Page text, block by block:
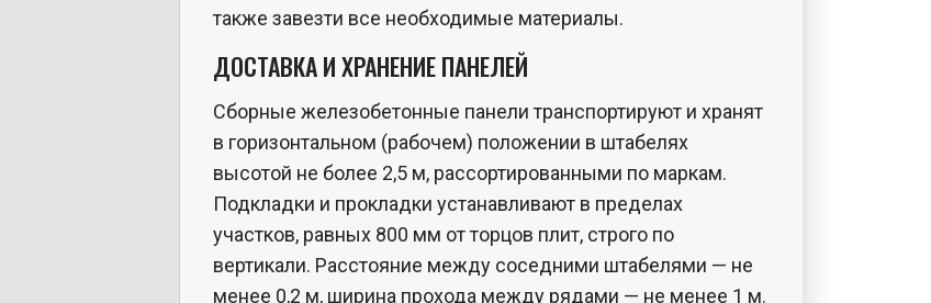
также завезти все необходимые материалы.
ДОСТАВКА И ХРАНЕНИЕ ПАНЕЛЕЙ
Сборные железобетонные панели транспортируют и хранят
в горизонтальном (рабочем) положении в штабелях
высотой не более 2,5 м, рассортированными по маркам.
Подкладки и прокладки устанавливают в пределах
участков, равных 800 мм от торцов плит, строго по
вертикали. Расстояние между соседними штабелями — не
менее 0,2 м, ширина прохода между рядами — не менее 1 м.